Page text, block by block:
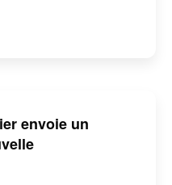
envoie un